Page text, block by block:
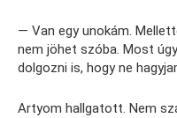
— Van egy unokám.
nem jöhet szóba. Most
dolgozni is, hogy ne
Artyom hallgatott. Nem